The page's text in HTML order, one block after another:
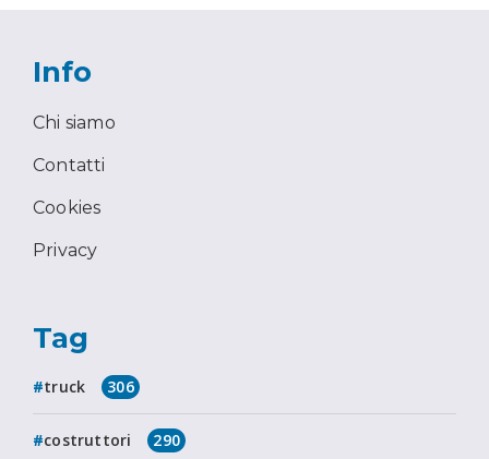
Info
Chi siamo
Contatti
Cookies
Privacy
Tag
truck 306
costruttori 290